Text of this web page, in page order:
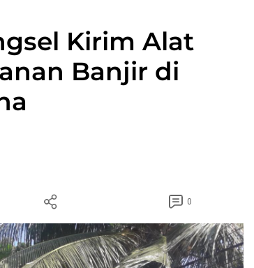
Kirim Alat
Banjir di
0